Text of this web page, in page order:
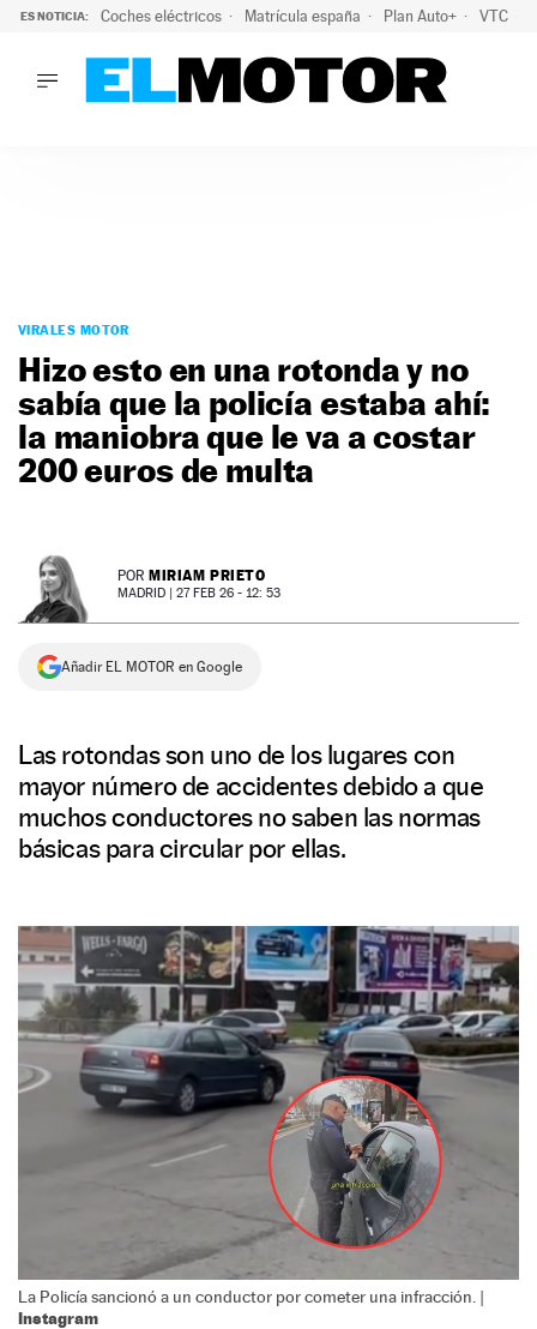
ES NOTICIA: Coches eléctricos Matrícula españa Plan Auto+ VTC
PODCAST
MOTOS
TECNOLOGÍA
SUPERCOCHES
MOTORTV
NEWSLETTER
VIRALES MOTOR
Hizo esto en una rotonda y no
sabía que la policía estaba ahí:
la maniobra que le va a costar
200 euros de multa
POR MIRIAM PRIETO
MADRID | 27 FEB 26 - 12: 53
Añadir EL MOTOR en Google
Las rotondas son uno de los lugares con
mayor número de accidentes debido a que
muchos conductores no saben las normas
básicas para circular por ellas.
La Policía sancionó a un conductor por cometer una infracción. |
Instagram